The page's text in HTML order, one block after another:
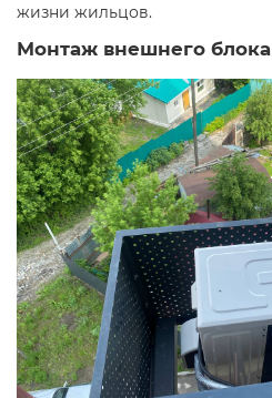
жизни жильцов.
Монтаж внешнего блока